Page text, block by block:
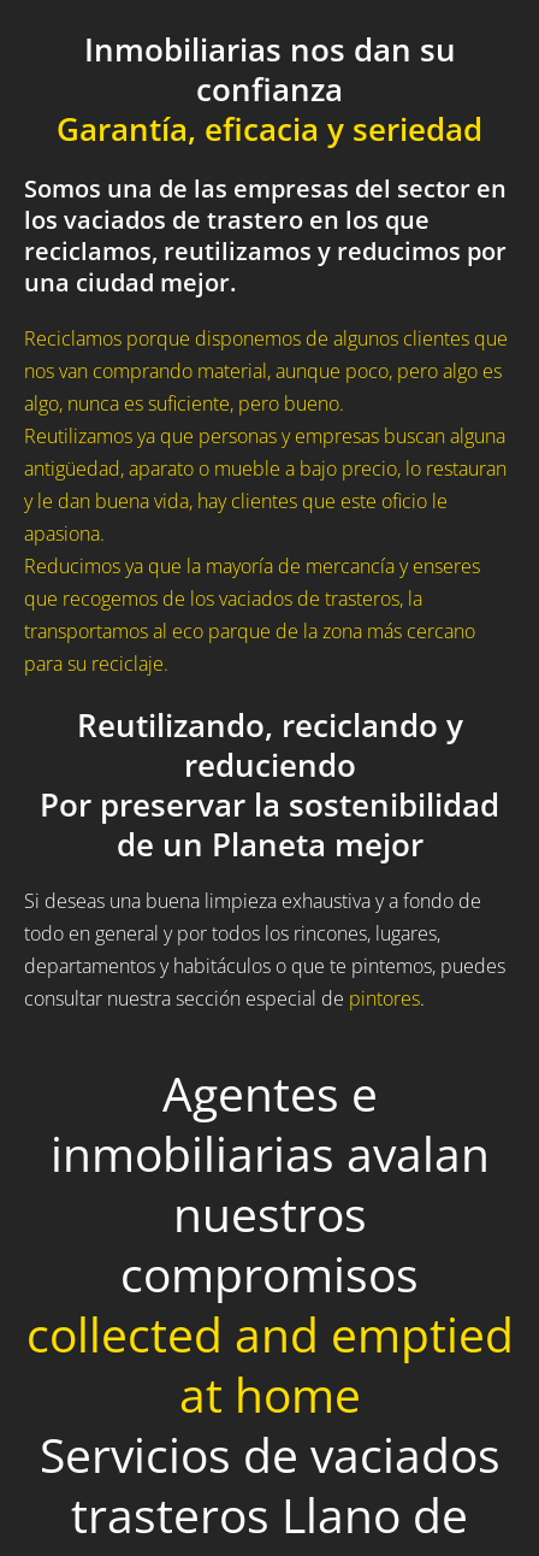
Inmobiliarias nos dan su
confianza
Garantía, eficacia y seriedad
Somos una de las empresas del sector en
los vaciados de trastero en los que
reciclamos, reutilizamos y reducimos por
una ciudad mejor.
Reciclamos porque disponemos de algunos clientes que
nos van comprando material, aunque poco, pero algo es
algo, nunca es suficiente, pero bueno.
Reutilizamos ya que personas y empresas buscan alguna
antigüedad, aparato o mueble a bajo precio, lo restauran
y le dan buena vida, hay clientes que este oficio le
apasiona.
Reducimos ya que la mayoría de mercancía y enseres
que recogemos de los vaciados de trasteros, la
transportamos al eco parque de la zona más cercano
para su reciclaje.
Reutilizando, reciclando y
reduciendo
Por preservar la sostenibilidad
de un Planeta mejor
Si deseas una buena limpieza exhaustiva y a fondo de
todo en general y por todos los rincones, lugares,
departamentos y habitáculos o que te pintemos, puedes
consultar nuestra sección especial de pintores.
Agentes e
inmobiliarias avalan
nuestros
compromisos
collected and emptied
at home
Servicios de vaciados
trasteros Llano de